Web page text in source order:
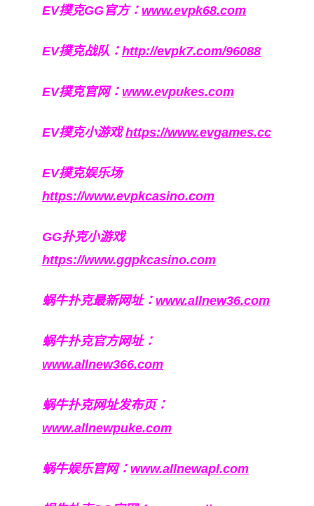
EV撲克GG官方： www.evpk68.com
EV撲克战队： http://evpk7.com/96088
EV撲克官网： www.evpukes.com
EV撲克小游戏https://www.evgames.cc
EV撲克娱乐场
https://www.evpkcasino.com
GG扑克小游戏
https://www.ggpkcasino.com
蜗牛扑克最新网址： www.allnew36.com
蜗牛扑克官方网址：
www.allnew366.com
蜗牛扑克网址发布页：
www.allnewpuke.com
蜗牛娱乐官网： www.allnewapl.com